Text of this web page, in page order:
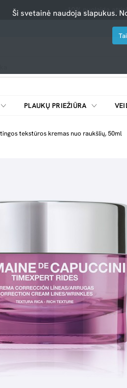
-10% nuolaida
PLAUKŲ PRIEŽIŪRA
tekstūros kremas nuo raukšlių, 50ml
Ši svetainė naudoja slapukus.